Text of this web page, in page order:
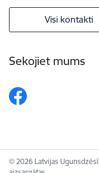
Visi kontakti
Sekojiet mums
© 2026 Latvijas